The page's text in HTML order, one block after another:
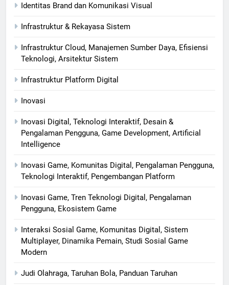
Identitas Brand dan Komunikasi Visual
Infrastruktur & Rekayasa Sistem
Infrastruktur Cloud, Manajemen Sumber Daya, Efisiensi
Teknologi, Arsitektur Sistem
Infrastruktur Platform Digital
Inovasi
Inovasi Digital, Teknologi Interaktif, Desain &
Pengalaman Pengguna, Game Development, Artificial
Intelligence
Inovasi Game, Komunitas Digital, Pengalaman Pengguna,
Teknologi Interaktif, Pengembangan Platform
Inovasi Game, Tren Teknologi Digital, Pengalaman
Pengguna, Ekosistem Game
Interaksi Sosial Game, Komunitas Digital, Sistem
Multiplayer, Dinamika Pemain, Studi Sosial Game
Modern
Judi Olahraga, Taruhan Bola, Panduan Taruhan